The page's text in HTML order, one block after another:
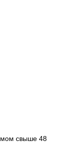
свыше 48